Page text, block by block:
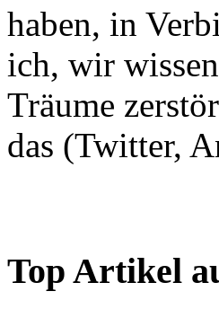
haben, in
ich, wir
Träume
das (Twitter,
Top Artikel